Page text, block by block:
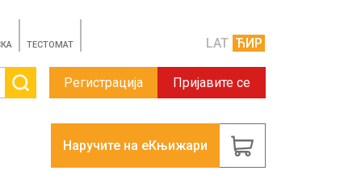
TЕСТОМАТ LAT ЋИР
Регистрација Пријавите се
Наручите на еКњижари